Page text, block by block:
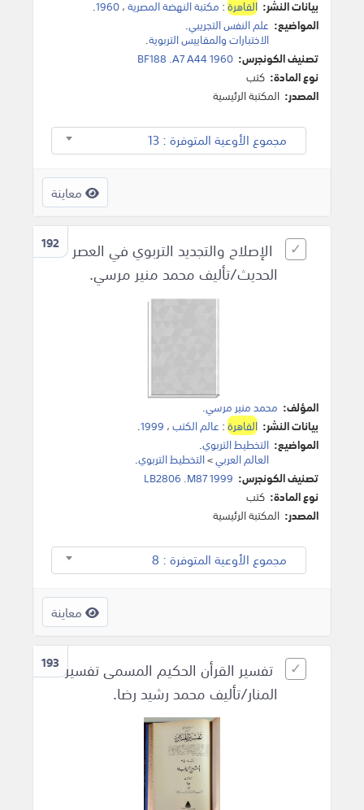
بيانات النشر: القاهرة: مكتبة النهضة المصرية،1960
.
المواضيع: علم النفس التجريبي.
الاختبارات والمقاييس التربوية.
تصنيف الكونجرس: BF188 .A7 A44 1960
نوع المادة: كتب
المصدر: المكتبة الرئيسية
مجموع الأوعية المتوفرة : 13
معاينة
192
الإصلاح والتجديد التربوي في العصر
الحديث/تأليف محمد منير مرسي.
المؤلف: محمد منير مرسي.
بيانات النشر: القاهرة: عالم الكتب، 1999
.
المواضيع: التخطيط التربوي.
العالم العربي>التخطيط التربوي.
تصنيف الكونجرس: LB2806 .M87 1999
نوع المادة: كتب
المصدر: المكتبة الرئيسية
مجموع الأوعية المتوفرة : 8
معاينة
193 تفسير القرأن الحكيم المسمى تفسير
المنار/تأليف محمد رشيد رضا.